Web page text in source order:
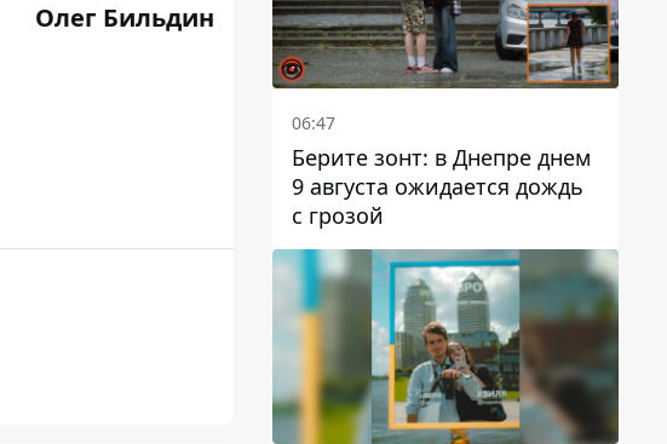
Олег Бильдин
06:47
Берите зонт: в Днепре днем ​​
9 августа ожидается дождь
с грозой